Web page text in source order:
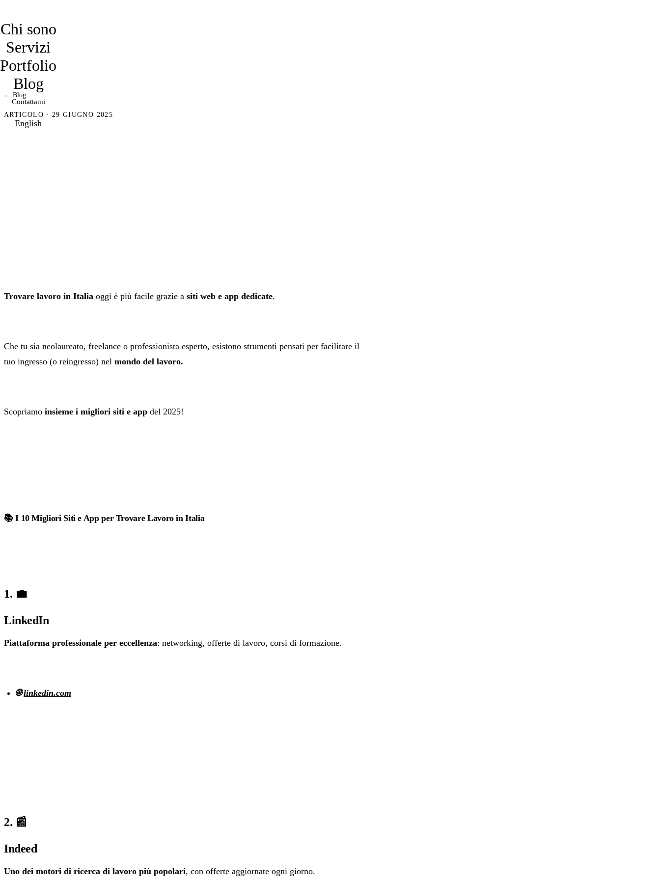
Chi sono
Servizi
Portfolio
Blog
Contattami
English
← Blog
ARTICOLO · 29 GIUGNO 2025
Trovare lavoro in Italia oggi è più facile grazie a siti web e app dedicate.
Che tu sia neolaureato, freelance o professionista esperto, esistono strumenti pensati per facilitare il
tuo ingresso (o reingresso) nel mondo del lavoro.
Scopriamo insieme i migliori siti e app del 2025!
📚 I 10 Migliori Siti e App per Trovare Lavoro in Italia
1. 💼
LinkedIn
Piattaforma professionale per eccellenza: networking, offerte di lavoro, corsi di formazione.
🌐 linkedin.com
2. 📰
Indeed
Uno dei motori di ricerca di lavoro più popolari, con offerte aggiornate ogni giorno.